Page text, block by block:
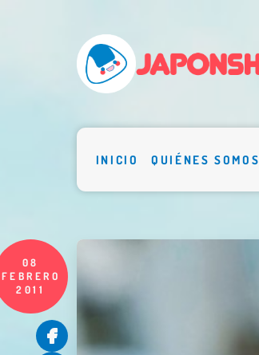
INICIO QUIÉNES SOMOS
08
FEBRERO
2011